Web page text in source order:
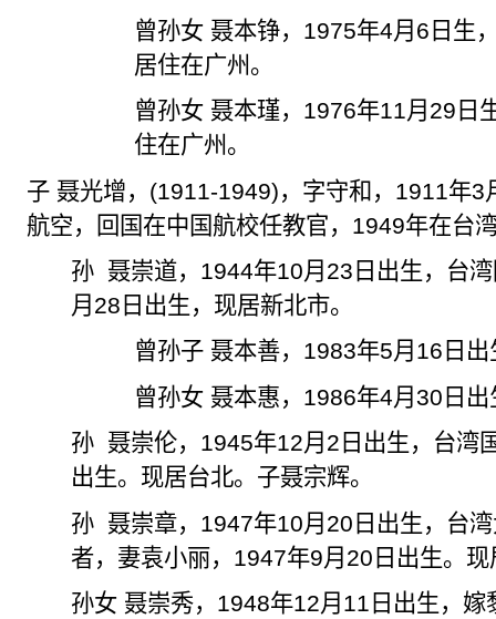
曾孙女 聂本铮， 1975年4月 6 日生
居住在广州。
曾孙女 聂本瑾， 1976年11月 29 日
住在广州。
子 聂光增， (1911-1949)，字守和， 1911年3
航空，回国在中国航校任教官， 1949年在台
孙 聂崇道， 1944年10月 23 日出生，台
月 28 日出生，现居新北市。
曾孙子 聂本善， 1983年5月 16 日
曾孙女 聂本惠， 1986年4月 30 日
孙 聂崇伦， 1945年12月 2 日出生，台湾
出生。现居台北。子聂宗辉。
孙 聂崇章， 1947年10月 20 日出生，台
者，妻袁小丽， 1947年9月 20 日出生。
孙女 聂崇秀， 1948年12月 11 日出生，